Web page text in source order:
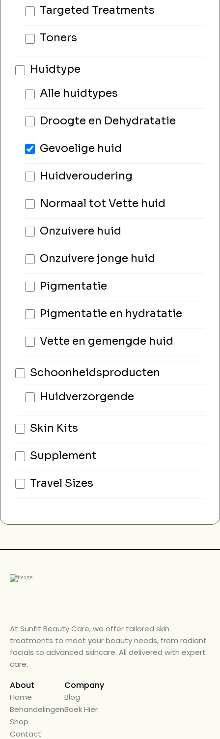
Targeted Treatments
Toners
Huidtype
Alle huidtypes
Droogte en Dehydratatie
Gevoelige huid
Huidveroudering
Normaal tot Vette huid
Onzuivere huid
Onzuivere jonge huid
Pigmentatie
Pigmentatie en hydratatie
Vette en gemengde huid
Schoonheidsproducten
Huidverzorgende
Skin Kits
Supplement
Travel Sizes
At Sunfit Beauty Care, we offer tailored skin
treatments to meet your beauty needs, from radiant
facials to advanced skincare. All delivered with expert
care.
About
Home
Behandelingen
← Back
Alle Diensten
Beauty Care
Diensten
Shop
Contact
Company
Blog
Boek Hier